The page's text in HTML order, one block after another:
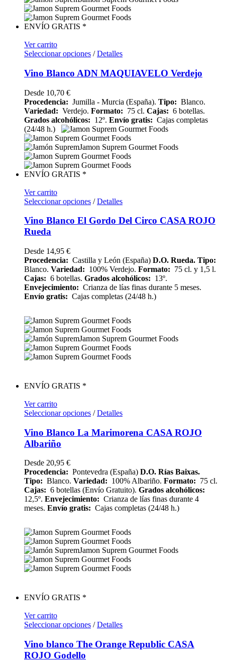
ENVÍO GRATIS *
Ver carrito
Seleccionar opciones / Detalles
Vino Blanco ADN MAQUIAVELO Verdejo
Desde 10,70 €
Procedencia: Jumilla - Murcia (España). Tipo: Blanco.
Variedad: Verdejo. Formato: 75 cl. Cajas: 6 botellas.
Grados alcohólicos: 12º. Envío gratis: Cajas completas
(24/48 h.)
ENVÍO GRATIS *
Ver carrito
Seleccionar opciones / Detalles
Vino Blanco El Gordo Del Circo CASA ROJO
Rueda
Desde 14,95 €
Procedencia: Castilla y León (España) D.O. Rueda. Tipo:
Blanco. Variedad: 100% Verdejo. Formato: 75 cl. y 1,5 l.
Cajas: 6 botellas. Grados alcohólicos: 13º.
Envejecimiento: Crianza de lías finas durante 5 meses.
Envío gratis: Cajas completas (24/48 h.)
ENVÍO GRATIS *
Ver carrito
Seleccionar opciones / Detalles
Vino Blanco La Marimorena CASA ROJO
Albariño
Desde 20,95 €
Procedencia: Pontevedra (España) D.O. Rías Baixas.
Tipo: Blanco. Variedad: 100% Albariño. Formato: 75 cl.
Cajas: 6 botellas (Envío Gratuito). Grados alcohólicos:
12,5º. Envejecimiento: Crianza de lías finas durante 4
meses. Envío gratis: Cajas completas (24/48 h.)
ENVÍO GRATIS *
Ver carrito
Seleccionar opciones / Detalles
Vino blanco The Orange Republic CASA
ROJO Godello